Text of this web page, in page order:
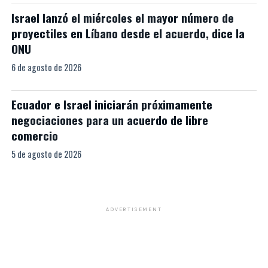
Israel lanzó el miércoles el mayor número de
proyectiles en Líbano desde el acuerdo, dice la
ONU
6 de agosto de 2026
Ecuador e Israel iniciarán próximamente
negociaciones para un acuerdo de libre
comercio
5 de agosto de 2026
ADVERTISEMENT